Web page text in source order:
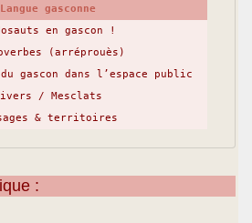
Langue gasconne
en gascon !
(arréprouès)
gascon dans l’espace public
/ Mesclats
& territoires
: